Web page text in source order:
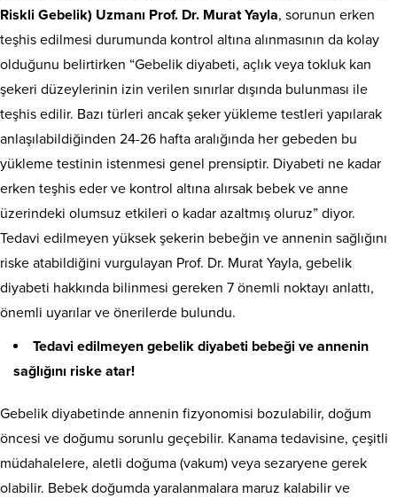
Riskli Gebelik) Uzmanı Prof. Dr. Murat Yayla, sorunun erken
teşhis edilmesi durumunda kontrol altına alınmasının da kolay
olduğunu belirtirken “Gebelik diyabeti, açlık veya tokluk kan
şekeri düzeylerinin izin verilen sınırlar dışında bulunması ile
teşhis edilir. Bazı türleri ancak şeker yükleme testleri yapılarak
anlaşılabildiğinden 24-26 hafta aralığında her gebeden bu
yükleme testinin istenmesi genel prensiptir. Diyabeti ne kadar
erken teşhis eder ve kontrol altına alırsak bebek ve anne
üzerindeki olumsuz etkileri o kadar azaltmış oluruz” diyor.
Tedavi edilmeyen yüksek şekerin bebeğin ve annenin sağlığını
riske atabildiğini vurgulayan Prof. Dr. Murat Yayla, gebelik
diyabeti hakkında bilinmesi gereken 7 önemli noktayı anlattı,
önemli uyarılar ve önerilerde bulundu.
Tedavi edilmeyen gebelik diyabeti bebeği ve annenin
sağlığını riske atar!
Gebelik diyabetinde annenin fizyonomisi bozulabilir, doğum
öncesi ve doğumu sorunlu geçebilir. Kanama tedavisine, çeşitli
müdahalelere, aletli doğuma (vakum) veya sezaryene gerek
olabilir. Bebek doğumda yaralanmalara maruz kalabilir ve